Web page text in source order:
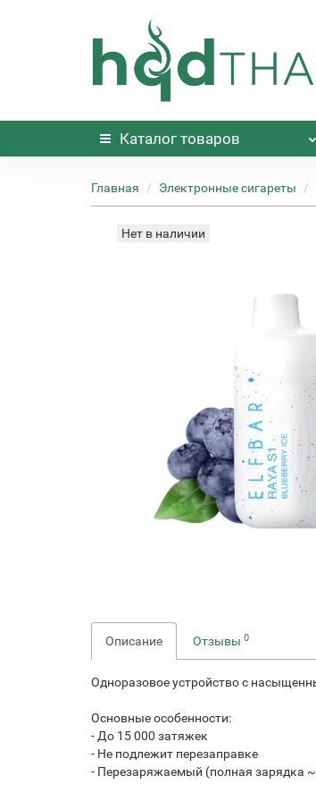
Каталог товаров
Главная Электронные сигареты
Нет в наличии
Описание Отзывы 0
Одноразовое устройство с
Основные особенности:
- До 15 000 затяжек
- Не подлежит перезаправке
- Перезаряжаемый (полная зарядка